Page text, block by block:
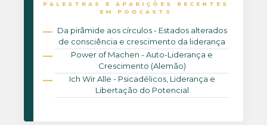
PALESTRAS E APARIÇÕES RECENTES
EM PODCASTS
Da pirâmide aos círculos - Estados alterados
de consciência e crescimento da liderança
Power of Machen - Auto-Liderança e
Crescimento (Alemão)
Ich Wir Alle - Psicadélicos, Liderança e
Libertação do Potencial